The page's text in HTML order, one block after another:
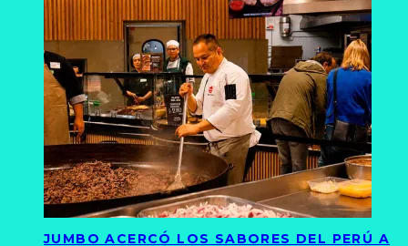
JUMBO ACERCÓ LOS SABORES DEL PERÚ A